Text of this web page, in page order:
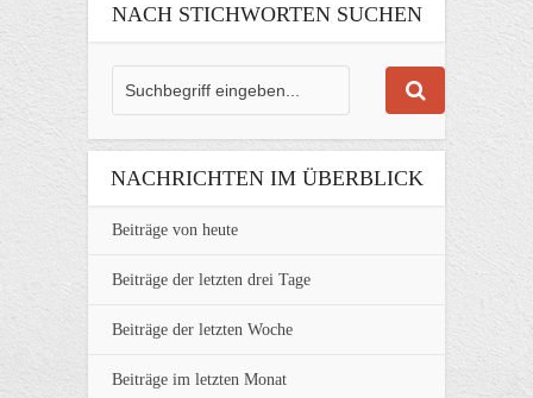
NACH STICHWORTEN SUCHEN
NACHRICHTEN IM ÜBERBLICK
Beiträge von heute
Beiträge der letzten drei Tage
Beiträge der letzten Woche
Beiträge im letzten Monat